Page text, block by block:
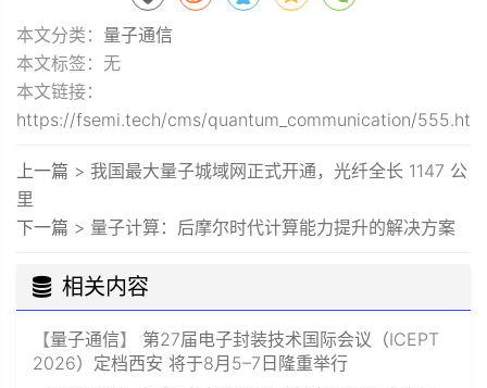
本文分类： 量子通信
本文标签：无
本文链接：
https://fsemi.tech/cms/quantum_communication/
上一篇 > 我国最大量子城域网正式开通，光纤全长 1147 公
里
下一篇 > 量子计算：后摩尔时代计算能力提升的解决方案
相关内容
【量子通信】 第27届电子封装技术国际会议（ICEPT
2026）定档西安 将于8月5–7日隆重举行